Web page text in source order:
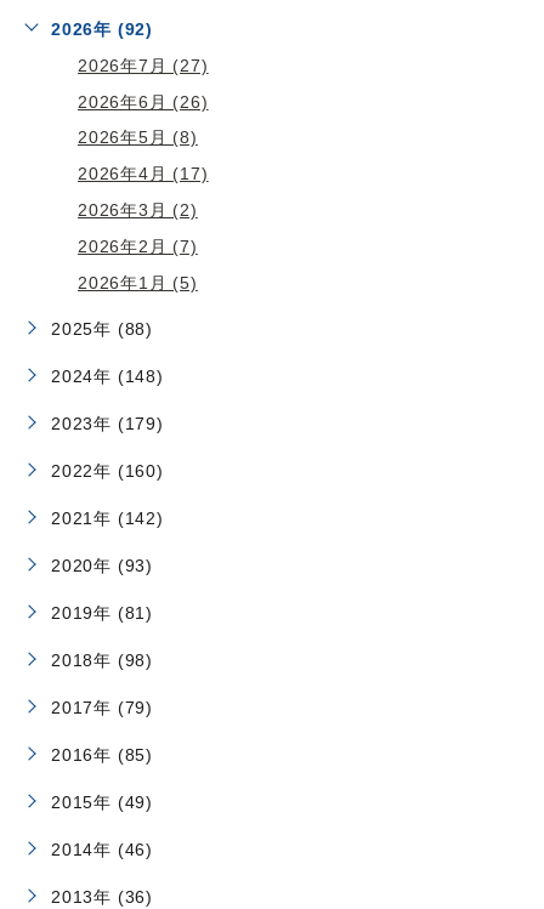
2026年 (92)
2026年7月 (27)
2026年6月 (26)
2026年5月 (8)
2026年4月 (17)
2026年3月 (2)
2026年2月 (7)
2026年1月 (5)
2025年 (88)
2024年 (148)
2023年 (179)
2022年 (160)
2021年 (142)
2020年 (93)
2019年 (81)
2018年 (98)
2017年 (79)
2016年 (85)
2015年 (49)
2014年 (46)
2013年 (36)